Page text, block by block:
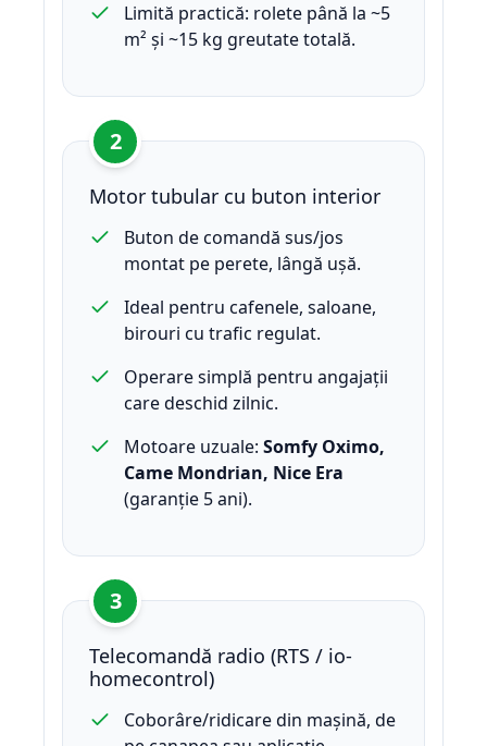
Limită practică: rolete până la ~5
m² și ~15 kg greutate totală.
2
Motor tubular cu buton interior
Buton de comandă sus/jos
montat pe perete, lângă ușă.
Ideal pentru cafenele, saloane,
birouri cu trafic regulat.
Operare simplă pentru angajații
care deschid zilnic.
Motoare uzuale: Somfy Oximo,
Came Mondrian, Nice Era
(garanție 5 ani).
3
Telecomandă radio (RTS / io-
homecontrol)
Coborâre/ridicare din mașină, de